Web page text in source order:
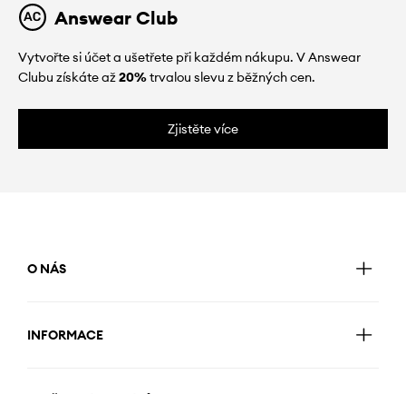
Answear Club
Vytvořte si účet a ušetřete při každém nákupu. V Answear
Clubu získáte až20%trvalou slevu z běžných cen.
Zjistěte více
O NÁS
INFORMACE